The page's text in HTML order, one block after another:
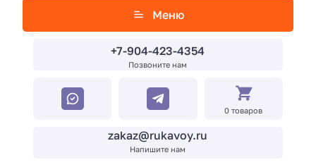
Меню
+7-904-423-4354
Позвоните нам
zakaz@rukavoy.ru
Напишите нам
0 товаров